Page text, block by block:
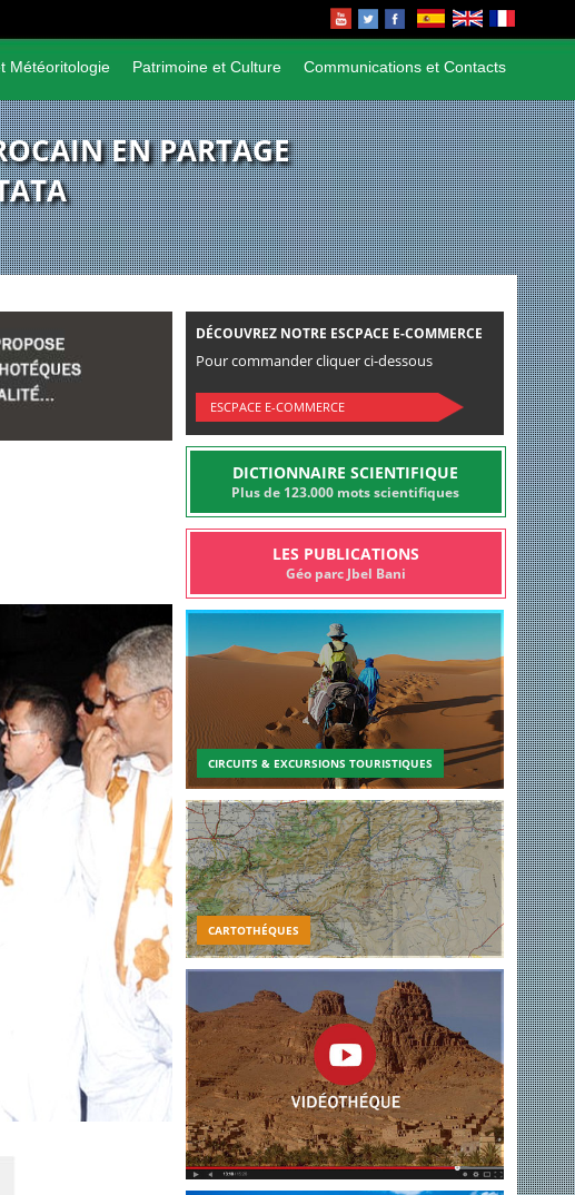
Météoritologie Patrimoine et Culture Communications et Contacts
EN PARTAGE
DÉCOUVREZ NOTRE ESCPACE E-COMMERCE
Pour commander cliquer ci-dessous
ESCPACE E-COMMERCE
DICTIONNAIRE SCIENTIFIQUE
Plus de 123.000 mots scientifiques
LES PUBLICATIONS
Géo parc Jbel Bani
CIRCUITS & EXCURSIONS TOURISTIQUES
CARTOTHÉQUES